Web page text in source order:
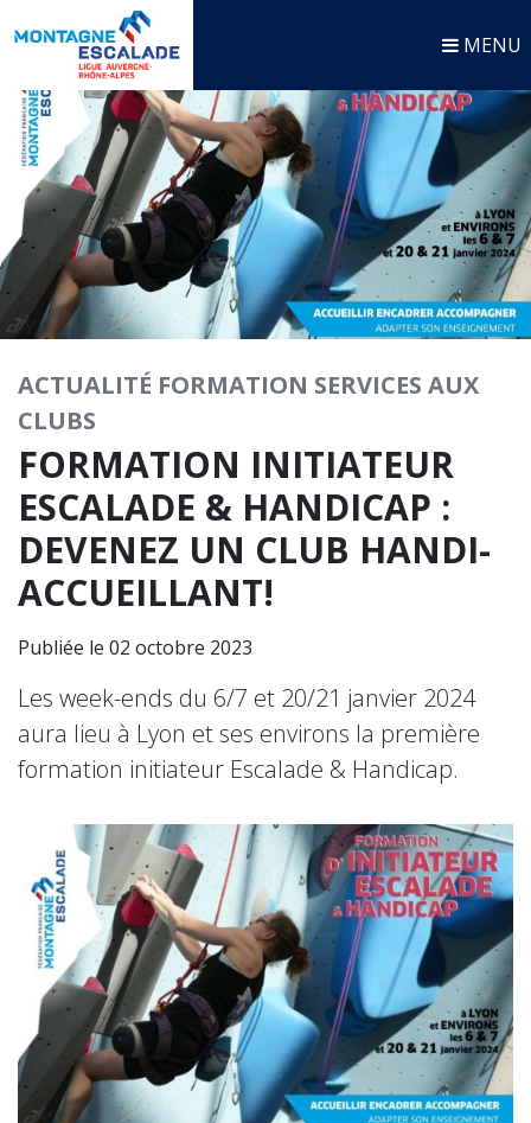
MENU
ACTUALITÉ FORMATION SERVICES AUX
CLUBS
FORMATION INITIATEUR
ESCALADE & HANDICAP :
DEVENEZ UN CLUB HANDI-
ACCUEILLANT!
Publiée le 02 octobre 2023
Les week-ends du 6/7 et 20/21 janvier 2024
aura lieu à Lyon et ses environs la première
formation initiateur Escalade & Handicap.